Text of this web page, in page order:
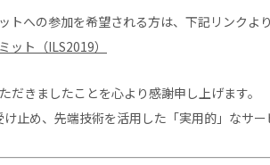
トへの参加を希望される方は、下記リンクよ
ト（ILS2019）
きましたことを心より感謝申し上げます。
止め、先端技術を活用した「実用的」なサー